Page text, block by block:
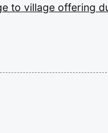
to village offering